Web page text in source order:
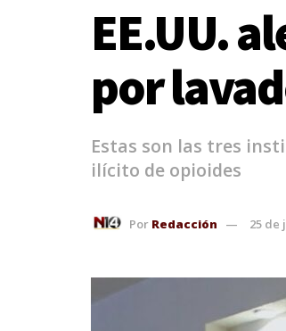
EE.UU.
por
Estas son las tres
ilícito de opioides
Por Redacción 25 de